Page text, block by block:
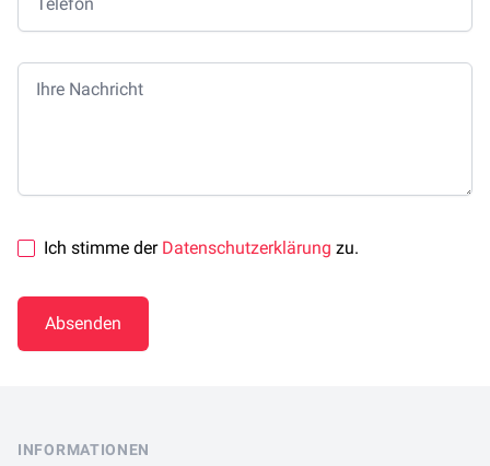
Ihre Nachricht
Ich stimme der Datenschutzerklärung zu.
Absenden
INFORMATIONEN